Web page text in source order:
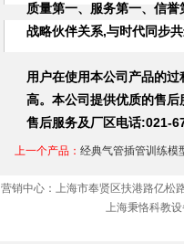
质量第一、服务第一、信
战略伙伴关系,与时代同步
用户在使用本公司产品的
高。本公司提供优质的售
售后服务及厂区电话:021-
上一个产品： 经典气管插管训练模
营销中心：上海市奉贤区扶港路亿
上海秉恪科教